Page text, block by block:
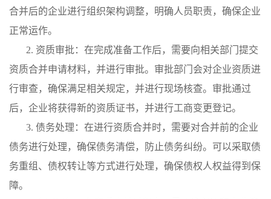
合并后的企业进行组织架构调整，明确人员职责，确保企业
正常运作。
2. 资质审批：在完成准备工作后，需要向相关部门提交
资质合并申请材料，并进行审批。审批部门会对企业资质进
行审查，确保满足相关规定，并进行现场核查。审批通过
后，企业将获得新的资质证书，并进行工商变更登记。
3. 债务处理：在进行资质合并时，需要对合并前的企业
债务进行处理，确保债务清偿，防止债务纠纷。可以采取债
务重组、债权转让等方式进行处理，确保债权人权益得到保
障。